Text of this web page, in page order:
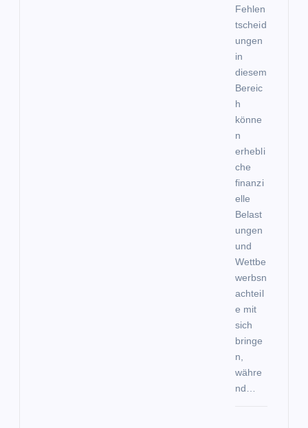
Fehlen
tscheid
ungen
in
diesem
Bereic
h
könne
n
erhebli
che
finanzi
elle
Belast
ungen
und
Wettbe
werbsn
achteil
e mit
sich
bringe
n,
währe
nd…